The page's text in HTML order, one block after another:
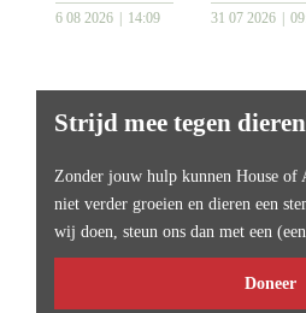
6 08 2026 14:09 31 07 2026
Strijd mee tegen
Zonder jouw hulp kunnen House of
niet verder groeien en dieren een
wij doen, steun ons dan met een
Doneer